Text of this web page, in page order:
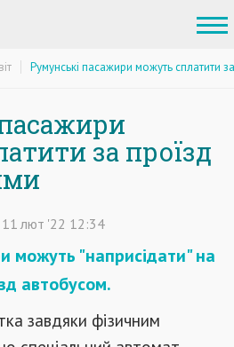
Румунські пасажири можуть сплатити
за проїзд
11 лют '22 12:34
можуть "наприсідати" на
автобусом.
завдяки фізичним